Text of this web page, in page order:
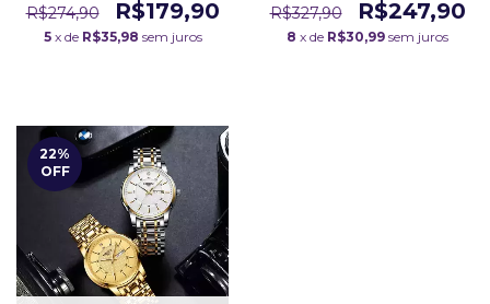
R$274,90
R$179,90
5 x de R$35,98 sem juros
masculino.
R$327,90 R$247,90
8 x de R$30,99 sem juros
22%
OFF